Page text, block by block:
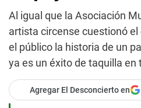
Al igual que la Asociación
artista circense cuestionó
el público la historia de un
ya es un éxito de taquilla en
Agregar El Desconcierto en